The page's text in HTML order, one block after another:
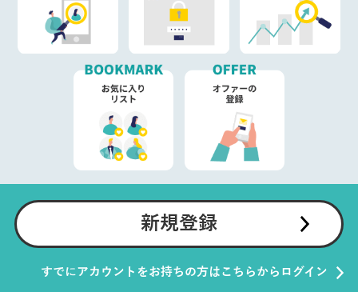
新規登録
すでにアカウントをお持ちの方はこちらからログイン